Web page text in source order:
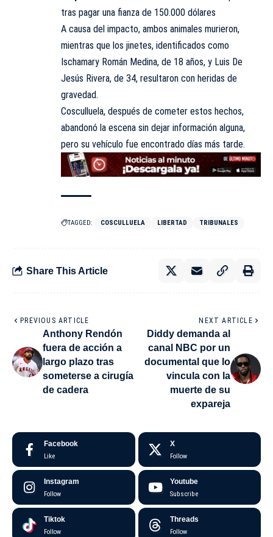
tras pagar una fianza de 150.000 dólares
A causa del impacto, ambos animales murieron,
mientras que los jinetes, identificados como
Ischamary Román Medina, de 18 años, y Luis De
Jesús Rivera, de 34, resultaron con heridas de
gravedad.
Cosculluela, después de cometer estos hechos,
abandonó la escena sin dejar información alguna,
pero su vehículo fue encontrado días más tarde.
TAGGED: COSCULLUELA LIBERTAD TRIBUNALES
Share This Article
PREVIOUS ARTICLE
Anthony Rendón
fuera de acción a
largo plazo tras
someterse a cirugía
de cadera
NEXT ARTICLE
Diddy demanda al
canal NBC por un
documental que lo
vincula con la
muerte de su
expareja
Facebook
Like
X
Follow
Instagram
Follow
Youtube
Subscribe
Tiktok
Follow
Threads
Follow